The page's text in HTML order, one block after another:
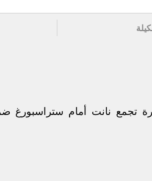
تجمع نانت أمام ستراسبورغ